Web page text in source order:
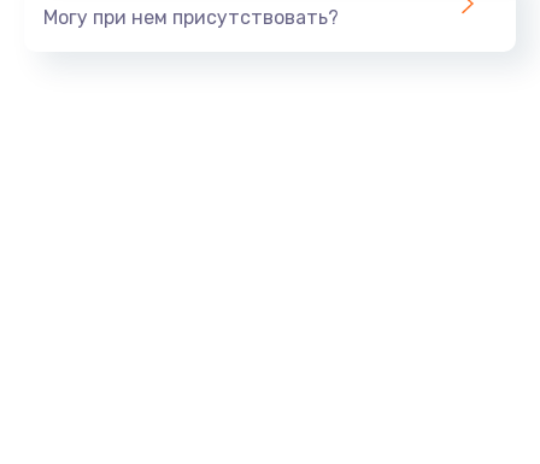
Могу при нем присутствовать?